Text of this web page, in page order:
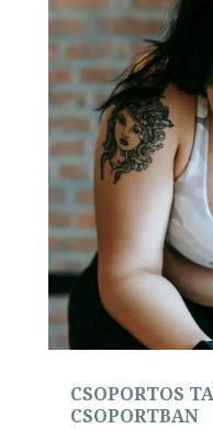
CSOPORTOS
CSOPORTBAN